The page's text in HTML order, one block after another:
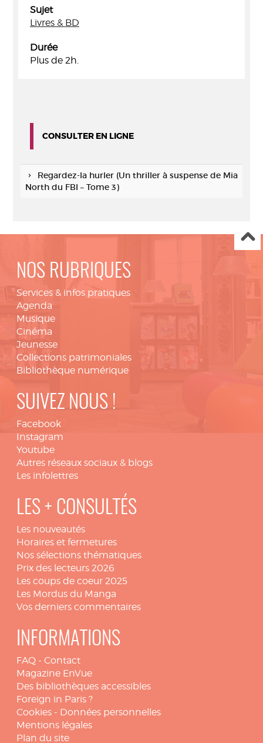
Sujet
Livres & BD
Durée
Plus de 2h.
CONSULTER EN LIGNE
Regardez-la hurler (Un thriller à suspense de Mia
North du FBI – Tome 3)
NOS RUBRIQUES
Services & infos pratiques
Agenda
Musique
Cinéma
Jeunesse
Collections patrimoniales
Bibliothèque numérique
SUIVEZ NOUS !
Facebook
Instagram
Youtube
Autres réseaux sociaux & blogs
Les infolettres
LES + CONSULTÉS
Les nouveautés
Horaires et fermetures
Nos sélections thématiques
Prix des lecteurs 2026
Les coups de coeur 2025
Les Mordus du Manga
Vos derniers commentaires
INFORMATIONS
FAQ - Contact
Magazine EnVue
Des bibliothèques accessibles
Foreign in Paris ?
Cookies - Données personnelles
Mentions légales
Plan du site